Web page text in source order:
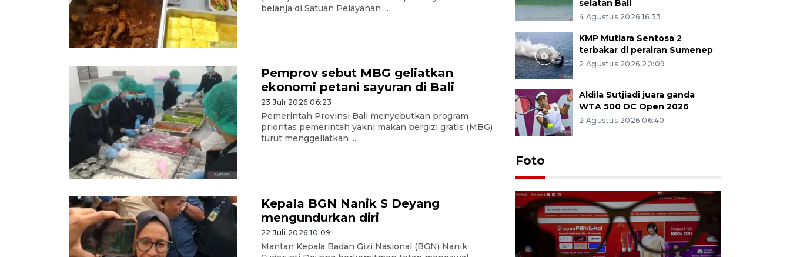
belanja di Satuan Pelayanan ...
Pemprov sebut MBG geliatkan
ekonomi petani sayuran di Bali
23 Juli 2026 06:23
Pemerintah Provinsi Bali menyebutkan program
prioritas pemerintah yakni makan bergizi gratis (MBG)
turut menggeliatkan ...
Kepala BGN Nanik S Deyang
mengundurkan diri
22 Juli 2026 10:09
Mantan Kepala Badan Gizi Nasional (BGN) Nanik
selatan Bali
4 Agustus 2026 16:33
KMP Mutiara Sentosa 2
terbakar di perairan Sumenep
2 Agustus 2026 20:09
Aldila Sutjiadi juara ganda
WTA 500 DC Open 2026
2 Agustus 2026 06:40
Foto